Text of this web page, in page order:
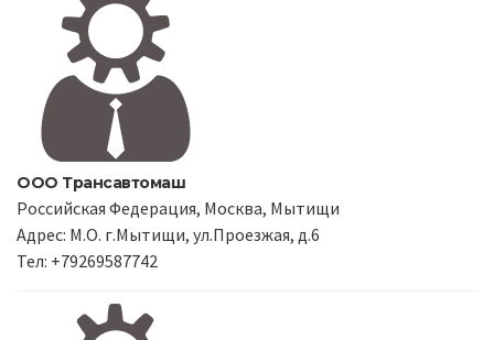
ООО Трансавтомаш
Российская Федерация, Москва, Мытищи
Адрес: М.О. г.Мытищи, ул.Проезжая, д.6
Тел: +79269587742